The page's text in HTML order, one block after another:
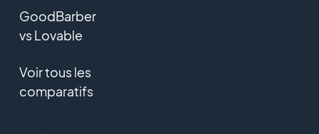
GoodBarber
vs Lovable
Voir tous les
comparatifs